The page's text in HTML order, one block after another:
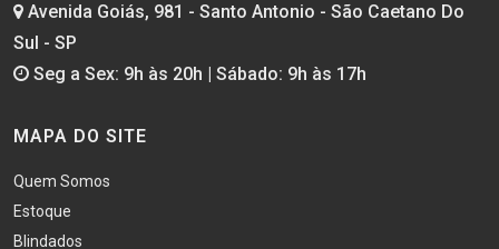
Avenida Goiás, 981 - Santo Antonio - São Caetano Do
Sul - SP
Seg a Sex: 9h às 20h | Sábado: 9h às 17h
MAPA DO SITE
Quem Somos
Estoque
Blindados